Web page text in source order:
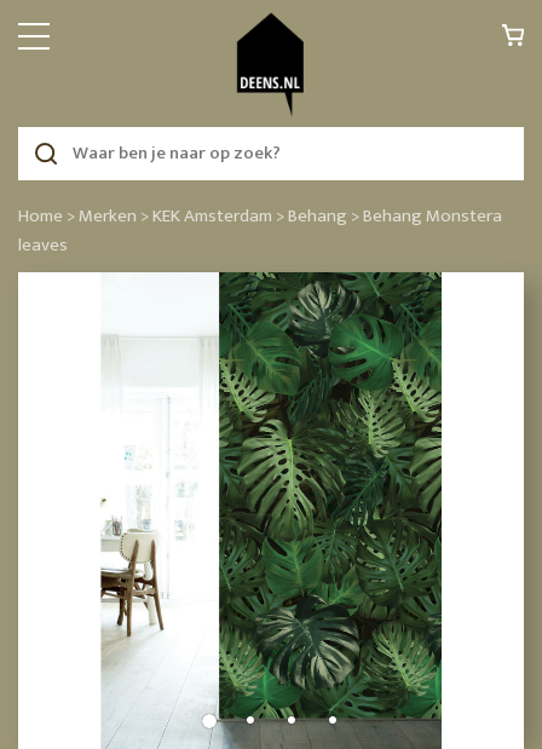
Home >Merken >KEK Amsterdam >Behang >Behang Monstera
leaves